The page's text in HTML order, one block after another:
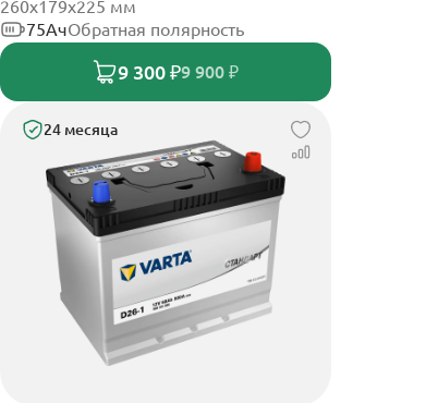
260х179х225 мм
75АчОбратная полярность
9 300 ₽9 900 ₽
24 месяца